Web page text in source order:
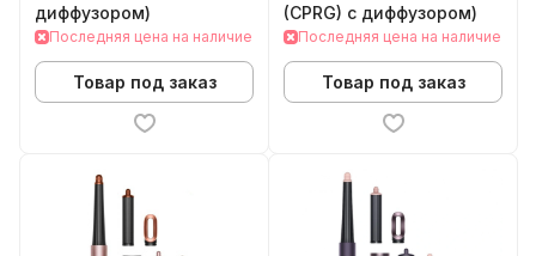
диффузором)
Последняя цена на наличие
Товар под заказ
(CPRG) с диффузором)
Последняя цена на наличие
Товар под заказ